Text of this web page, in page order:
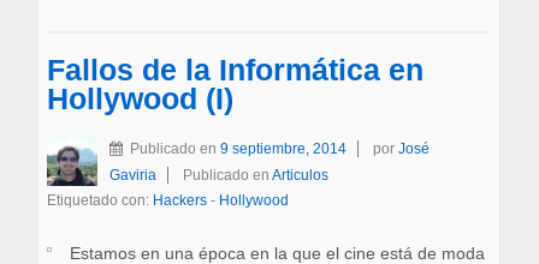
Fallos de la Informática en
Hollywood (I)
Publicado en 9 septiembre, 2014 por José
Gaviria
Publicado en Articulos
Etiquetado con: Hackers- Hollywood
Estamos en una época en la que el cine está de moda